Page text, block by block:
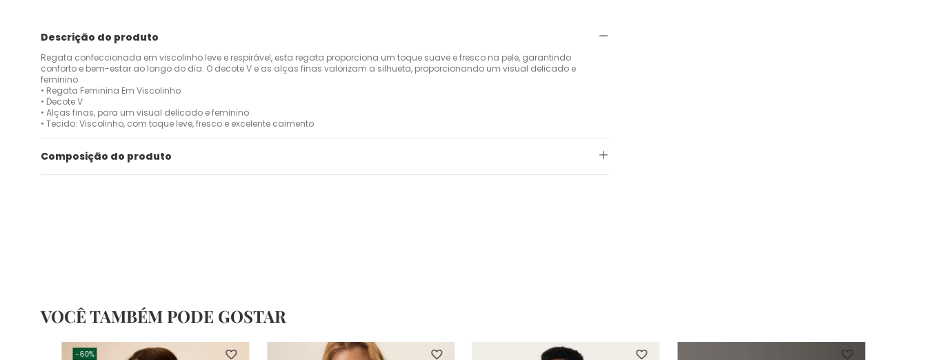
Descrição do produto
Regata confeccionada em viscolinho leve e respirável, esta regata proporciona um toque suave e fresco na pele, garantindo
conforto e bem-estar ao longo do dia. O decote V e as alças finas valorizam a silhueta, proporcionando um visual delicado e
feminino.
• Regata Feminina Em Viscolinho
• Decote V
• Alças finas, para um visual delicado e feminino
• Tecido: Viscolinho, com toque leve, fresco e excelente caimento
Composição do produto
VOCÊ TAMBÉM PODE GOSTAR
-60%